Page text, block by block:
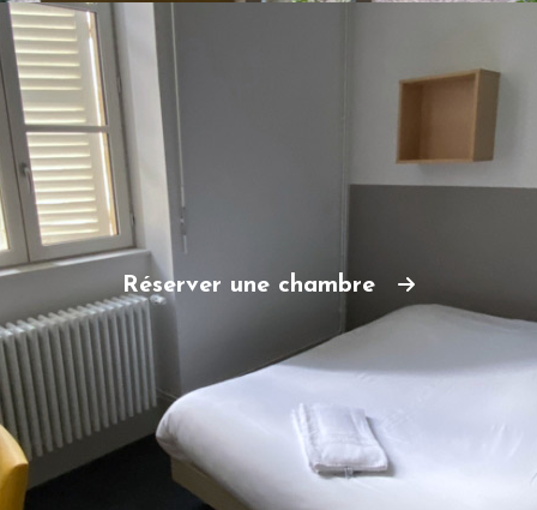
Réserver une chambre